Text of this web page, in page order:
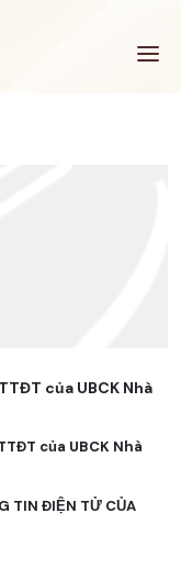
của UBCK Nhà
của UBCK Nhà
TIN ĐIỆN TỬ CỦA